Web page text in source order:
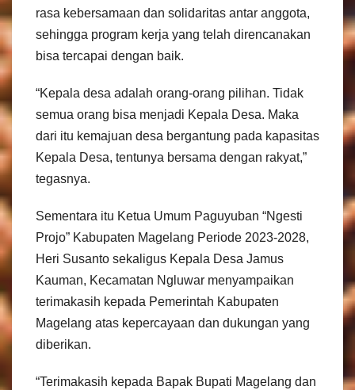
rasa kebersamaan dan solidaritas antar anggota,
sehingga program kerja yang telah direncanakan
bisa tercapai dengan baik.
“Kepala desa adalah orang-orang pilihan. Tidak
semua orang bisa menjadi Kepala Desa. Maka
dari itu kemajuan desa bergantung pada kapasitas
Kepala Desa, tentunya bersama dengan rakyat,”
tegasnya.
Sementara itu Ketua Umum Paguyuban “Ngesti
Projo” Kabupaten Magelang Periode 2023-2028,
Heri Susanto sekaligus Kepala Desa Jamus
Kauman, Kecamatan Ngluwar menyampaikan
terimakasih kepada Pemerintah Kabupaten
Magelang atas kepercayaan dan dukungan yang
diberikan.
“Terimakasih kepada Bapak Bupati Magelang dan